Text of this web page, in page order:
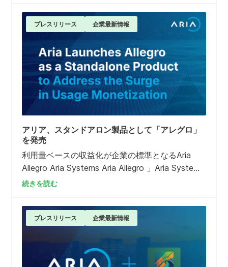
す。
プレスリリース 企業最新情報
アリア、スタンドアロン製品として「アレグロ」
を発売
利用量ベースの収益化が企業の標準となるAria
Allegro Aria Systems Aria Allegro 」Aria Systems
。これまでAriaAria Billing Cloud 「Aria Billing
いたAllegroですが、今後は単独で導入可能とな
り、オープンAPI、MCPツール、および標準的な
請求システム 連携できるようになりました。
続きを読む
プレスリリース 企業最新情報